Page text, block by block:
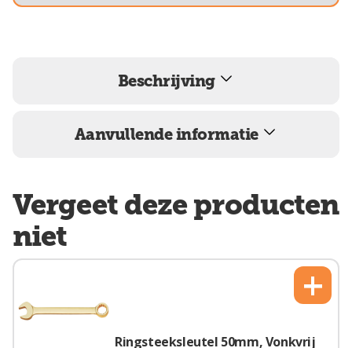
Beschrijving
Aanvullende informatie
Vergeet deze producten
niet
Ringsteeksleutel 50mm, Vonkvrij
+